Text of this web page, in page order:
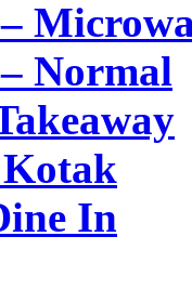
Normal
In